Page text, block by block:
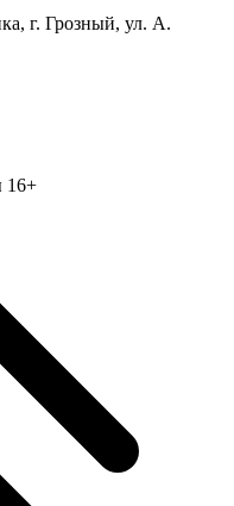
г. Грозный, ул. А.
16+